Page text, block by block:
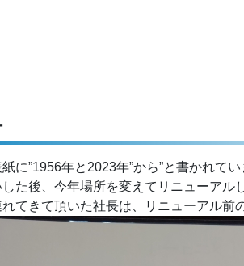
に”1956年と2023年”から”と書かれて
た後、今年場所を変えてリニューアル
てきて頂いた社長は、リニューアル前